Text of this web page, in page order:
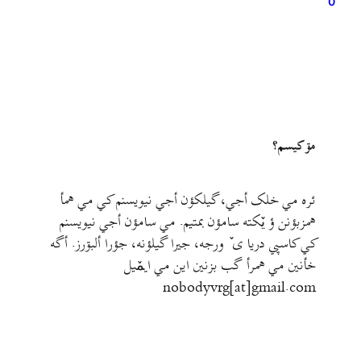
مۊ کيسم؟
ئره مي خلک أجي، گيلکؤن أجي نيويسنم کي مي همأ
همزبؤنن ؤ يٚکته سامؤن بمتيم. مي سامؤن أجي نيويسنم
کي کاسپي دريا ی ٚ ورجه، جيرا گيلؤنه، جؤرا ألبۊرز. أگه
خأنين مي همرأ گب بزنين اين مي ايمٚیل‌ ‌
nobodyvrg[at]gmail.com